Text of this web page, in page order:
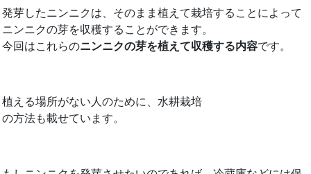
発芽したニンニクは、そのまま植えて栽培することによって
ニンニクの芽を収穫することができます。
今回はこれらのニンニクの芽を植えて収穫する内容です。
植える場所がない人のために、水耕栽培
の方法も載せています。